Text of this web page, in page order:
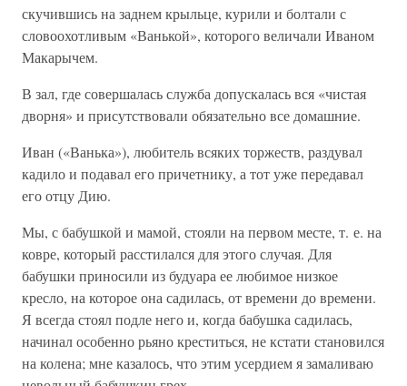
скучившись на заднем крыльце, курили и болтали с
словоохотливым «Ванькой», которого величали Иваном
Макарычем.
В зал, где совершалась служба допускалась вся «чистая
дворня» и присутствовали обязательно все домашние.
Иван («Ванька»), любитель всяких торжеств, раздувал
кадило и подавал его причетнику, а тот уже передавал
его отцу Дию.
Мы, с бабушкой и мамой, стояли на первом месте, т. е. на
ковре, который расстилался для этого случая. Для
бабушки приносили из будуара ее любимое низкое
кресло, на которое она садилась, от времени до времени.
Я всегда стоял подле него и, когда бабушка садилась,
начинал особенно рьяно креститься, не кстати становился
на колена; мне казалось, что этим усердием я замаливаю